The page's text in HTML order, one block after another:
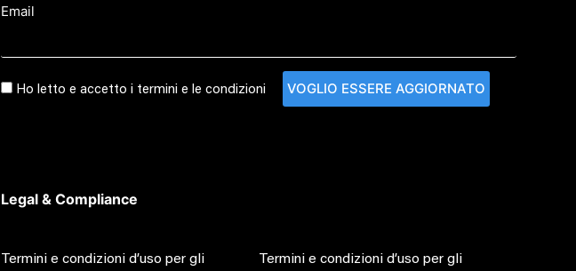
Email
Ho letto e accetto i termini e le condizioni
Legal & Compliance
Termini e condizioni d’uso per gli
Termini e condizioni d’uso per gli